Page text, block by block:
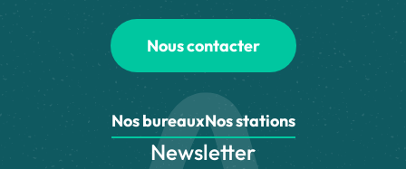
Nous contacter
Nos bureauxNos stations
Newsletter